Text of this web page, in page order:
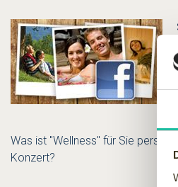
Was ist "Wellness" für Sie
Konzert?